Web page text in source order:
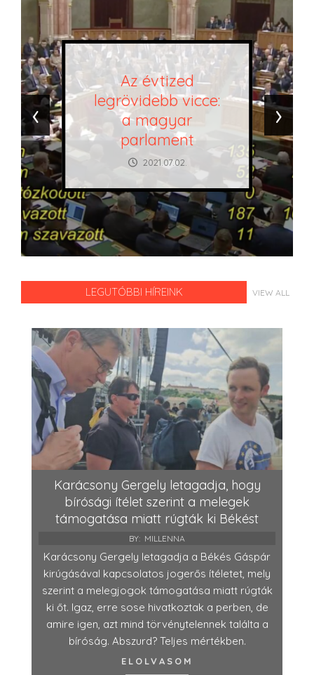
Az évtized
legrövidebb vicce:
a magyar
parlament
2021.07.02.
‹ ›
LEGUTÓBBI HÍREINK VIEW ALL
Karácsony Gergely letagadja, hogy
bírósági ítélet szerint a melegek
támogatása miatt rúgták ki Békést
BY: MILLENNA
Karácsony Gergely letagadja a Békés Gáspár
kirúgásával kapcsolatos jogerős ítéletet, mely
szerint a melegjogok támogatása miatt rúgták
ki őt. Igaz, erre sose hivatkoztak a perben, de
amire igen, azt mind törvénytelennek találta a
bíróság. Abszurd? Teljes mértékben.
ELOLVASOM